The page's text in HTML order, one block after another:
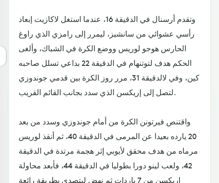
وتقدم أرسنال في الدقيقة 16، عندما استغل لاكازيت إبعاد
رأسي عشوائي من سانشيز، ليمرر إلى رامزي الذي راوغ
الحارس هوجو لوريس ووضع الكرة في الشباك، وألغى
الحكم هدف لتوتنهام في الدقيقة 22 بداعي تسلل صاحبه
كين، وفي لالدقيقة 31، مرر روز الكرة بين قدمي جوندوزي
لتصل إلى إريكسن الذي سدد بجانب القائم القريب.
واقتنص فيرتونن الكرة من أمام جوندوزي وسدد من بعد
20 يارده بعيدا عن المرمى في الدقيقة 40، ثم أنقذ لوريس
مرماه من هدف محقق لأيوبي إثر هجمة مرتدة في الدقيقة
42، ولعب لينو دورا بطوليا في الدقيقة 44، فأبعد محاولة
إريكسن من 7 ياردات ثم نهض ليتصدى بطريقة رائعة